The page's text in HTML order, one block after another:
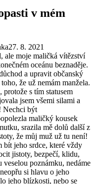
v mém
27. 8. 2021
ale moje maličká vítězství
oceánu beznaděje.
a upravit občanský
že už nemám manžela.
s tím statusem
jsem všemi silami a
Nechci být
maličký kousek
srazila mě dolů další z
že můj muž už tu není!
bít jeho srdce, které vždy
jistoty, bezpečí, klidu,
veselou poznámku, nedáme
si hlavu o jeho
jeho blízkosti, nebo se